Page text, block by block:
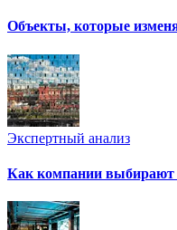
Объекты, которые
Экспертный анализ
Как компании